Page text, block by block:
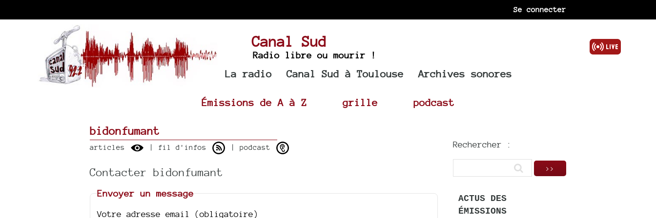
Se connecter
Canal Sud
Radio libre ou mourir !
La radio Canal Sud à Toulouse Archives sonores
Émissions de A à Z grille podcast
bidonfumant
articles | fil d'infos | podcast
Contacter bidonfumant
Envoyer un message
Votre adresse email (obligatoire)
Rechercher :
ACTUS DES
ÉMISSIONS